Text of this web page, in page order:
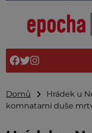
Domů
Hrádek u
komnatami duše